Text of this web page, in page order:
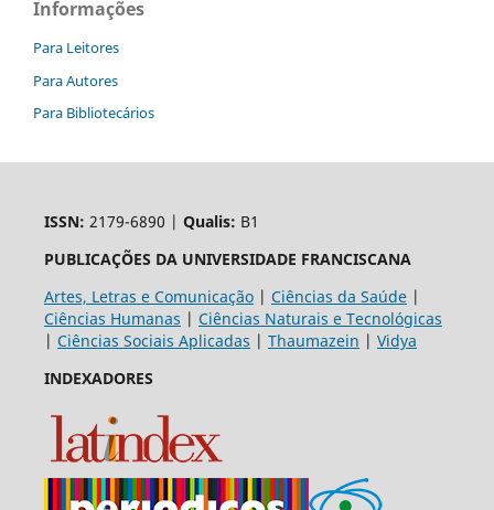
Informações
Para Leitores
Para Autores
Para Bibliotecários
ISSN: 2179-6890 | Qualis: B1
PUBLICAÇÕES DA UNIVERSIDADE FRANCISCANA
Artes, Letras e Comunicação| Ciências da Saúde|
Ciências Humanas | Ciências Naturais e Tecnológicas
| Ciências Sociais Aplicadas | Thaumazein | Vidya
INDEXADORES